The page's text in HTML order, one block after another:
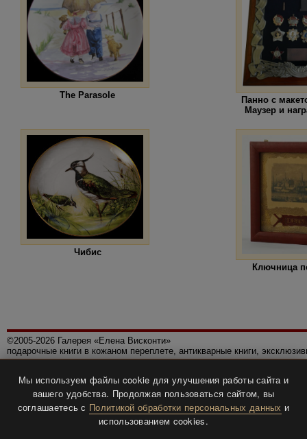
The Parasole
Панно с
Маузер и
Чибис
Ключница
©2005-2026 Галерея «Елена Висконти»
подарочные книги в кожаном переплете, антикварные книги,
Политика конфиденциальности
Все права защищены.
Разработка и дизайнBTV-info.
Мы используем файлы cookie для улучшения работы сайта и
вашего удобства. Продолжая пользоваться сайтом, вы
соглашаетесь с Политикой обработки персональных данных и
использованием cookies.